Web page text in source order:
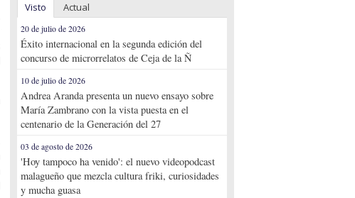
Visto Actual
20 de julio de 2026
Éxito internacional en la segunda edición del
concurso de microrrelatos de Ceja de la Ñ
10 de julio de 2026
Andrea Aranda presenta un nuevo ensayo sobre
María Zambrano con la vista puesta en el
centenario de la Generación del 27
03 de agosto de 2026
'Hoy tampoco ha venido': el nuevo videopodcast
malagueño que mezcla cultura friki, curiosidades
y mucha guasa